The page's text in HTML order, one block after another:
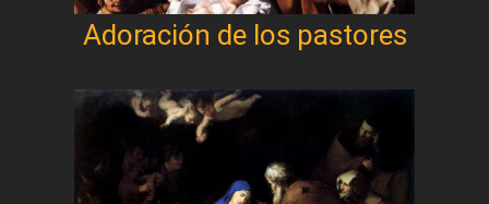
Adoración de los pastores